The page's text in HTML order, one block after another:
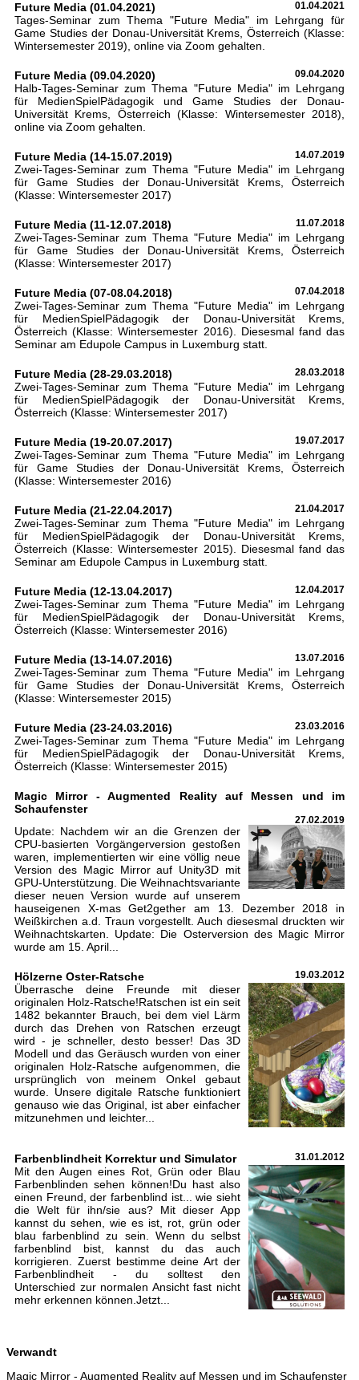
Future Media (01.04.2021) 01.04.2021
Tages-Seminar zum Thema "Future Media" im Lehrgang für
Game Studies der Donau-Universität Krems, Österreich (Klasse:
Wintersemester 2019), online via Zoom gehalten.
Future Media (09.04.2020) 09.04.2020
Halb-Tages-Seminar zum Thema "Future Media" im Lehrgang
für MedienSpielPädagogik und Game Studies der Donau-
Universität Krems, Österreich (Klasse: Wintersemester 2018),
online via Zoom gehalten.
Future Media (14-15.07.2019) 14.07.2019
Zwei-Tages-Seminar zum Thema "Future Media" im Lehrgang
für Game Studies der Donau-Universität Krems, Österreich
(Klasse: Wintersemester 2017)
Future Media (11-12.07.2018) 11.07.2018
Zwei-Tages-Seminar zum Thema "Future Media" im Lehrgang
für Game Studies der Donau-Universität Krems, Österreich
(Klasse: Wintersemester 2017)
Future Media (07-08.04.2018) 07.04.2018
Zwei-Tages-Seminar zum Thema "Future Media" im Lehrgang
für MedienSpielPädagogik der Donau-Universität Krems,
Österreich (Klasse: Wintersemester 2016). Diesesmal fand das
Seminar am Edupole Campus in Luxemburg statt.
Future Media (28-29.03.2018) 28.03.2018
Zwei-Tages-Seminar zum Thema "Future Media" im Lehrgang
für MedienSpielPädagogik der Donau-Universität Krems,
Österreich (Klasse: Wintersemester 2017)
Future Media (19-20.07.2017) 19.07.2017
Zwei-Tages-Seminar zum Thema "Future Media" im Lehrgang
für Game Studies der Donau-Universität Krems, Österreich
(Klasse: Wintersemester 2016)
Future Media (21-22.04.2017) 21.04.2017
Zwei-Tages-Seminar zum Thema "Future Media" im Lehrgang
für MedienSpielPädagogik der Donau-Universität Krems,
Österreich (Klasse: Wintersemester 2015). Diesesmal fand das
Seminar am Edupole Campus in Luxemburg statt.
Future Media (12-13.04.2017) 12.04.2017
Zwei-Tages-Seminar zum Thema "Future Media" im Lehrgang
für MedienSpielPädagogik der Donau-Universität Krems,
Österreich (Klasse: Wintersemester 2016)
Future Media (13-14.07.2016) 13.07.2016
Zwei-Tages-Seminar zum Thema "Future Media" im Lehrgang
für Game Studies der Donau-Universität Krems, Österreich
(Klasse: Wintersemester 2015)
Future Media (23-24.03.2016) 23.03.2016
Zwei-Tages-Seminar zum Thema "Future Media" im Lehrgang
für MedienSpielPädagogik der Donau-Universität Krems,
Österreich (Klasse: Wintersemester 2015)
Magic Mirror - Augmented Reality auf Messen und im
Schaufenster
27.02.2019
Update: Nachdem wir an die Grenzen der
CPU-basierten Vorgängerversion gestoßen
waren, implementierten wir eine völlig neue
Version des Magic Mirror auf Unity3D mit
GPU-Unterstützung. Die Weihnachtsvariante
dieser neuen Version wurde auf unserem
hauseigenen X-mas Get2gether am 13. Dezember 2018 in
Weißkirchen a.d. Traun vorgestellt. Auch diesesmal druckten wir
Weihnachtskarten. Update: Die Osterversion des Magic Mirror
wurde am 15. April...
Hölzerne Oster-Ratsche 19.03.2012
Überrasche deine Freunde mit dieser
originalen Holz-Ratsche!Ratschen ist ein seit
1482 bekannter Brauch, bei dem viel Lärm
durch das Drehen von Ratschen erzeugt
wird - je schneller, desto besser! Das 3D
Modell und das Geräusch wurden von einer
originalen Holz-Ratsche aufgenommen, die
ursprünglich von meinem Onkel gebaut
wurde. Unsere digitale Ratsche funktioniert
genauso wie das Original, ist aber einfacher
mitzunehmen und leichter...
Farbenblindheit Korrektur und Simulator 31.01.2012
Mit den Augen eines Rot, Grün oder Blau
Farbenblinden sehen können!Du hast also
einen Freund, der farbenblind ist... wie sieht
die Welt für ihn/sie aus? Mit dieser App
kannst du sehen, wie es ist, rot, grün oder
blau farbenblind zu sein. Wenn du selbst
farbenblind bist, kannst du das auch
korrigieren. Zuerst bestimme deine Art der
Farbenblindheit - du solltest den
Unterschied zur normalen Ansicht fast nicht
mehr erkennen können.Jetzt...
Verwandt
Magic Mirror - Augmented Reality auf Messen und im Schaufenster